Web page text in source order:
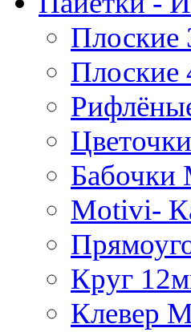
Плоские
Плоские
Бабочки
Motivi-
Круг
Клевер